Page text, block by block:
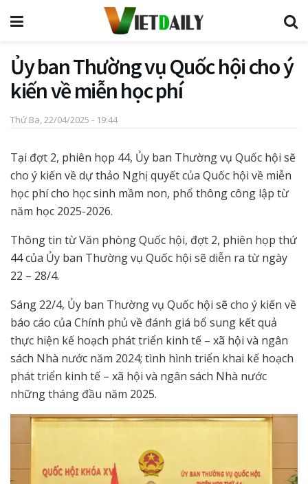
Ủy ban Thường vụ Quốc hội cho ý
kiến về miễn học phí
Thứ Ba, 22/04/2025 - 19:44
Tại đợt 2, phiên họp 44, Ủy ban Thường vụ Quốc hội sẽ
cho ý kiến về dự thảo Nghị quyết của Quốc hội về miễn
học phí cho học sinh mầm non, phổ thông công lập từ
năm học 2025-2026.
Thông tin từ Văn phòng Quốc hội, đợt 2, phiên họp thứ
44 của Ủy ban Thường vụ Quốc hội sẽ diễn ra từ ngày
22 – 28/4.
Sáng 22/4, Ủy ban Thường vụ Quốc hội sẽ cho ý kiến về
báo cáo của Chính phủ về đánh giá bổ sung kết quả
thực hiện kế hoạch phát triển kinh tế – xã hội và ngân
sách Nhà nước năm 2024; tình hình triển khai kế hoạch
phát triển kinh tế – xã hội và ngân sách Nhà nước
những tháng đầu năm 2025.